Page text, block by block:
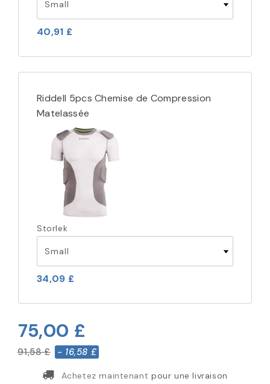
40,91 £
Riddell 5pcs Chemise de Compression
Matelassée
Storlek
34,09 £
75,00 £
91,58 £ - 16,58 £
Achetez maintenant pour une livraison